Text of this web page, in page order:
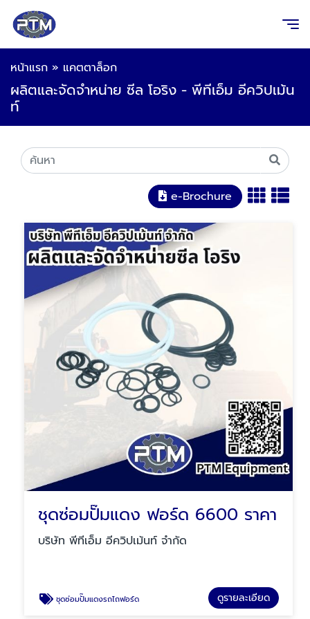
หน้าแรก » แคตตาล็อก
ผลิตและจัดจำหน่าย ซีล โอริง - พีทีเอ็ม อีควิปเม้น
ท์
e-Brochure
ชุดซ่อมปั๊มแดง ฟอร์ด 6600 ราคา
บริษัท พีทีเอ็ม อีควิปเม้นท์ จำกัด
ชุดซ่อมปั๊มแดงรถไถฟอร์ด ดูรายละเอียด